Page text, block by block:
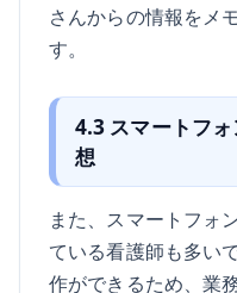
さんからの情報をメ
す。
4.3 スマートフ
想
また、スマートフォ
ている看護師も多い
作ができるため、業